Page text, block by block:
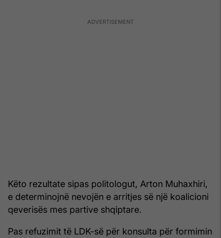
Këto rezultate sipas politologut, Arton Muhaxhiri,
e determinojnë nevojën e arritjes së një koalicioni
qeverisës mes partive shqiptare.
Pas refuzimit të LDK-së për konsulta për formimin